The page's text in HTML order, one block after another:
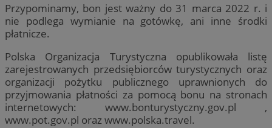
Przypominamy, bon jest ważny do 31 marca 2022 r. i
nie podlega wymianie na gotówkę, ani inne środki
płatnicze.
Polska Organizacja Turystyczna opublikowała listę
zarejestrowanych przedsiębiorców turystycznych oraz
organizacji pożytku publicznego uprawnionych do
przyjmowania płatności za pomocą bonu na stronach
internetowych: www.bonturystyczny.gov.pl ,
www.pot.gov.pl oraz www.polska.travel.